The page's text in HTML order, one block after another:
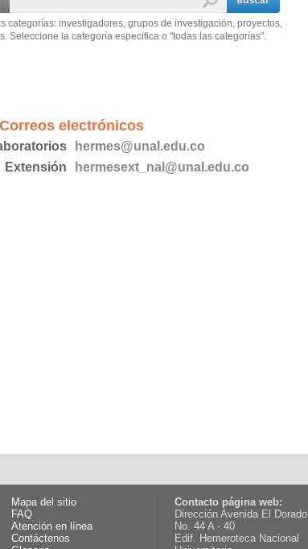
categorías: investigadores, grupos de investigación, proyectos,
Seleccione la categoría especifica o "todas las categorías".
Correos electrónicos
hermes@unal.edu.co
Extensión
hermesext_nal@unal.edu.co
Mapa del sitio
FAQ
Atención en línea
Contáctenos
Contacto página web:
Dirección Avenida El Dorado
No. 44 A - 40
Edif. Hemeroteca Nacional